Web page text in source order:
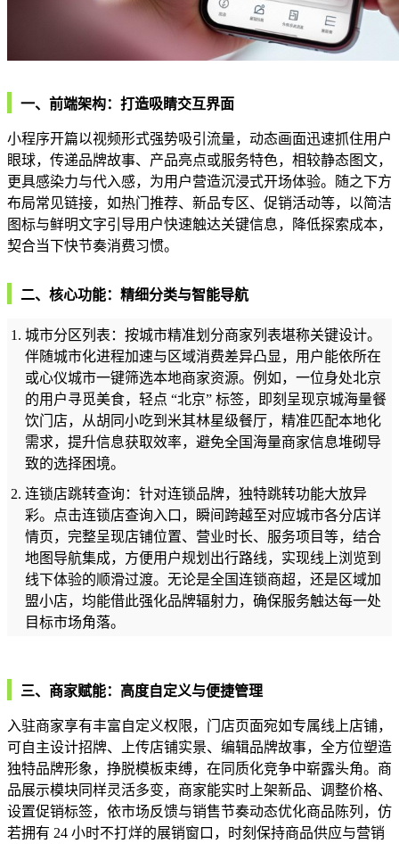
一、前端架构：打造吸睛交互界面
小程序开篇以视频形式强势吸引流量，动态画面迅速抓住用户
眼球，传递品牌故事、产品亮点或服务特色，相较静态图文，
更具感染力与代入感，为用户营造沉浸式开场体验。随之下方
布局常见链接，如热门推荐、新品专区、促销活动等，以简洁
图标与鲜明文字引导用户快速触达关键信息，降低探索成本，
契合当下快节奏消费习惯。
二、核心功能：精细分类与智能导航
城市分区列表：按城市精准划分商家列表堪称关键设计。
伴随城市化进程加速与区域消费差异凸显，用户能依所在
或心仪城市一键筛选本地商家资源。例如，一位身处北京
的用户寻觅美食，轻点 “北京” 标签，即刻呈现京城海量餐
饮门店，从胡同小吃到米其林星级餐厅，精准匹配本地化
需求，提升信息获取效率，避免全国海量商家信息堆砌导
致的选择困境。
连锁店跳转查询：针对连锁品牌，独特跳转功能大放异
彩。点击连锁店查询入口，瞬间跨越至对应城市各分店详
情页，完整呈现店铺位置、营业时长、服务项目等，结合
地图导航集成，方便用户规划出行路线，实现线上浏览到
线下体验的顺滑过渡。无论是全国连锁商超，还是区域加
盟小店，均能借此强化品牌辐射力，确保服务触达每一处
目标市场角落。
三、商家赋能：高度自定义与便捷管理
入驻商家享有丰富自定义权限，门店页面宛如专属线上店铺，
可自主设计招牌、上传店铺实景、编辑品牌故事，全方位塑造
独特品牌形象，挣脱模板束缚，在同质化竞争中崭露头角。商
品展示模块同样灵活多变，商家能实时上架新品、调整价格、
设置促销标签，依市场反馈与销售节奏动态优化商品陈列，仿
若拥有 24 小时不打烊的展销窗口，时刻保持商品供应与营销